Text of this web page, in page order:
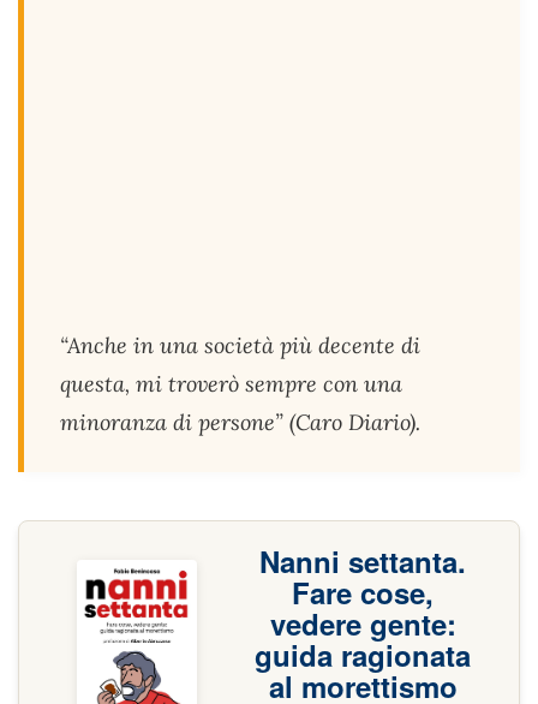
“Anche in una società più decente di
questa, mi troverò sempre con una
minoranza di persone” (Caro Diario).
Nanni settanta.
Fare cose,
vedere gente:
guida ragionata
al morettismo